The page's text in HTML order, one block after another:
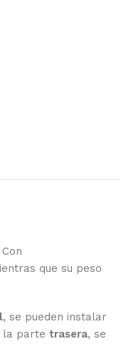
que su peso
, se pueden instalar
la parte trasera, se